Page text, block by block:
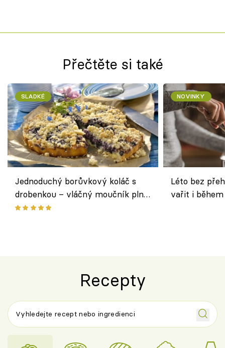
Přečtěte si také
SLADKÉ
Jednoduchý borůvkový koláč s
drobenkou – vláčný moučník plný
ovoce
NOVINKY
Léto bez
vařit i
Recepty